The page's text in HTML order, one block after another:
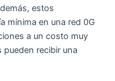
estos
mínima en una red 0G
a un costo muy
pueden recibir una